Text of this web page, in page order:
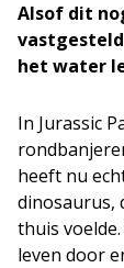
Alsof dit
het water
In Jurassic
heeft nu
dinosaurus,
thuis
leven door